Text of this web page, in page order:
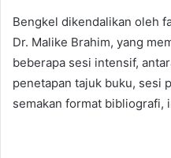
Bengkel dikendalikan oleh
Dr. Malike Brahim, yang
beberapa sesi intensif,
penetapan tajuk buku, sesi
semakan format bibliografi,